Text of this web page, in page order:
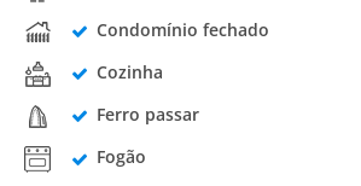
Condomínio fechado
Cozinha
Ferro passar
Fogão